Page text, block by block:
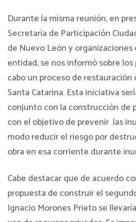
Durante la misma reunión, en
Secretaría de Participación
de Nuevo León y organizaciones
entidad, se nos informó sobre los
cabo un proceso de
Santa Catarina. Esta iniciativa
conjunto con la construcción de
con el objetivo de prevenir las
modo reducir el riesgo por
obra en esa corriente durante
Cabe destacar que de acuerdo
propuesta de construir el
Ignacio Morones Prieto se